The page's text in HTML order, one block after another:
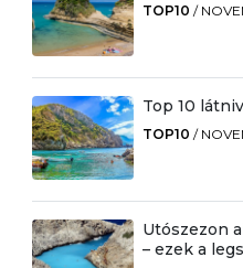
TOP10 /
Top 10
TOP10 /
Utószezon
– ezek a